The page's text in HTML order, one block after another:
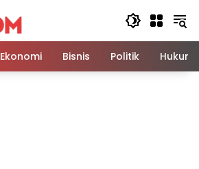
Ekonomi Bisnis Politik Hukum